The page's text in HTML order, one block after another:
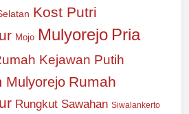
Kost Putri
Mojo Mulyorejo Pria
Kejawan Putih
Mulyorejo Rumah
Rungkut Sawahan Siwalankerto